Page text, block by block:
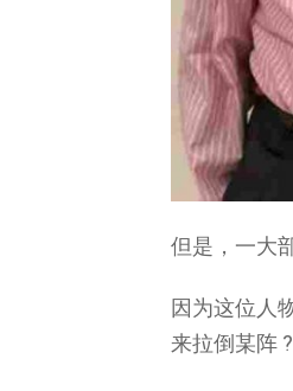
但是，一大
因为这位人
来拉倒某阵 ?